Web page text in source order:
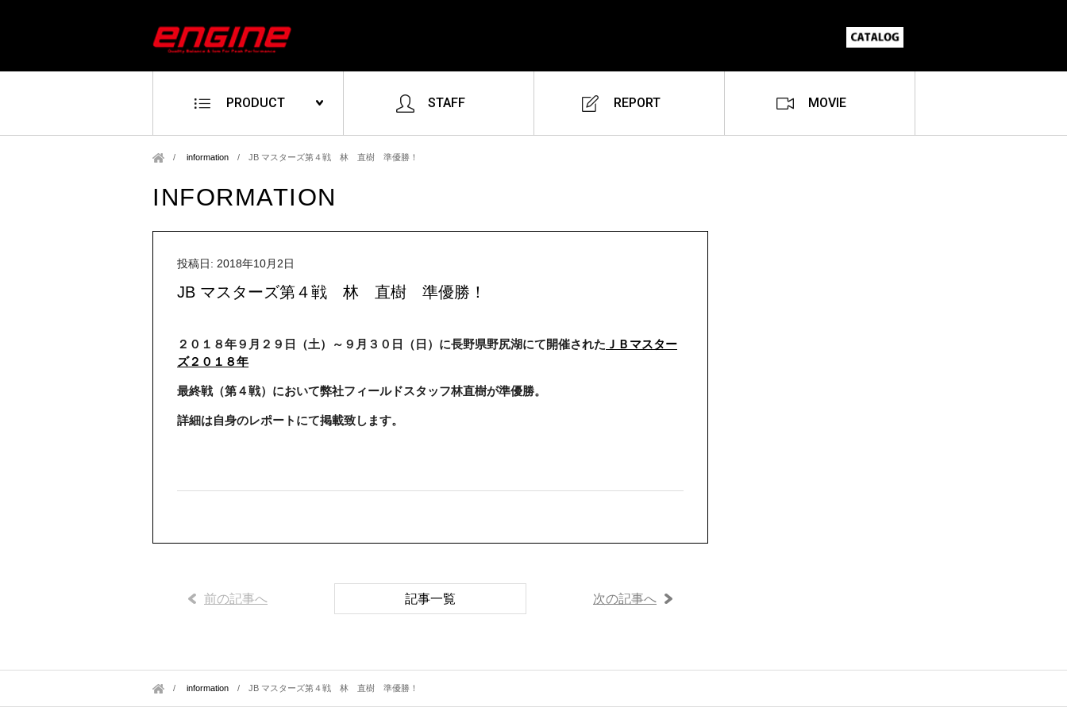
PRODUCT STAFF REPORT MOVIE
information /JB マスターズ第４戦 林 直樹 準優勝！
INFORMATION
投稿日: 2018年10月2日
JB マスターズ第４戦 林 直樹 準優勝！
２０１８年９月２９日（土）～９月３０日（日）に長野県野尻湖にて開催された ＪＢマスター
ズ２０１８年
最終戦（第４戦）において弊社フィールドスタッフ林直樹が準優勝。
詳細は自身のレポートにて掲載致します。
前の記事へ 記事一覧 次の記事へ
information /JB マスターズ第４戦 林 直樹 準優勝！